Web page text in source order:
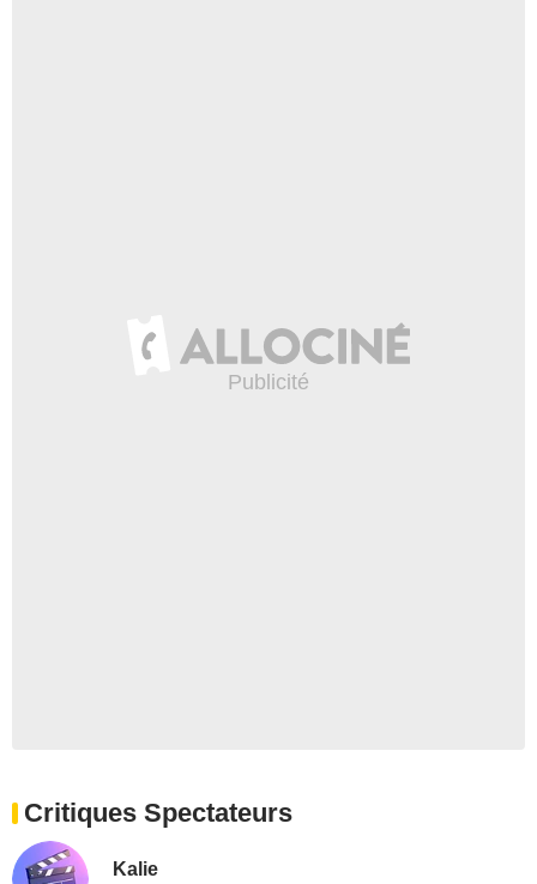
Critiques Spectateurs
Kalie